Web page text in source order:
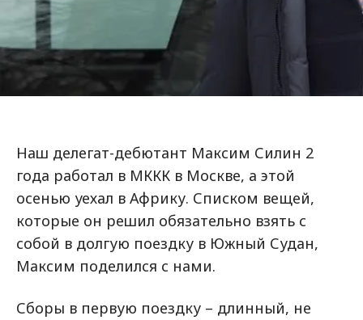
Наш делегат-дебютант Максим Силин 2
года работал в МККК в Москве, а этой
осенью уехал в Африку. Списком вещей,
которые он решил обязательно взять с
собой в долгую поездку в Южный Судан,
Максим поделился с нами.
Сборы в первую поездку – длинный, не